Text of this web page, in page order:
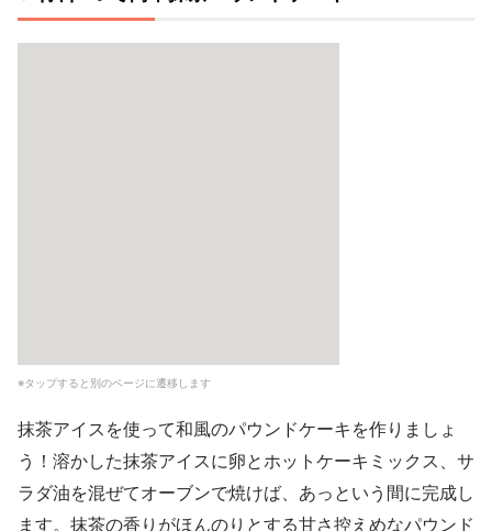
※タップすると別のページに遷移します
抹茶アイスを使って和風のパウンドケーキを作りましょ
う！溶かした抹茶アイスに卵とホットケーキミックス、サ
ラダ油を混ぜてオーブンで焼けば、あっという間に完成し
ます。抹茶の香りがほんのりとする甘さ控えめなパウンド